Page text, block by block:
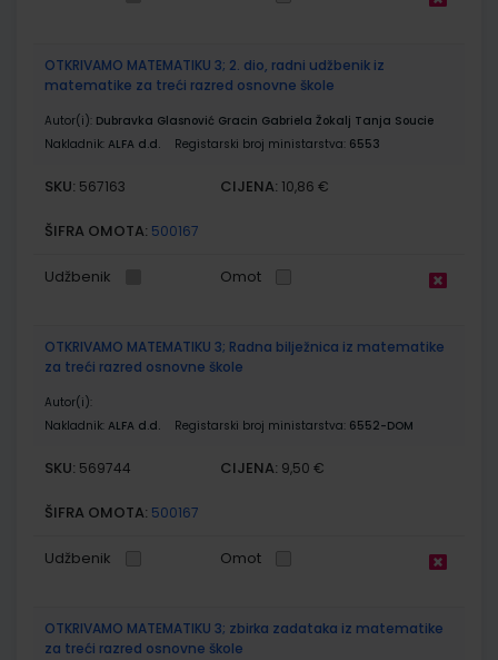
OTKRIVAMO MATEMATIKU 3; 2. dio, radni udžbenik iz
matematike za treći razred osnovne škole
Autor(i): Dubravka Glasnović Gracin Gabriela Žokalj Tanja Soucie
Nakladnik: ALFA d.d. Registarski broj ministarstva: 6553
SKU: 567163 CIJENA: 10,86 €
ŠIFRA OMOTA: 500167
Udžbenik Omot
OTKRIVAMO MATEMATIKU 3; Radna bilježnica iz matematike
za treći razred osnovne škole
Autor(i):
Nakladnik: ALFA d.d. Registarski broj ministarstva: 6552-DOM
SKU: 569744 CIJENA: 9,50 €
ŠIFRA OMOTA: 500167
Udžbenik Omot
OTKRIVAMO MATEMATIKU 3; zbirka zadataka iz matematike
za treći razred osnovne škole